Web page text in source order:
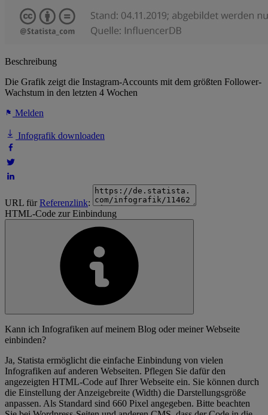
Beschreibung
Die Grafik zeigt die Instagram-Accounts mit dem größten Follower-
Wachstum in den letzten 4 Wochen
Melden
Infografik downloaden
URL fürReferenzlink:
HTML-Code zur Einbindung
Kann ich Infografiken auf meinem Blog oder meiner Webseite
einbinden?
Ja, Statista ermöglicht die einfache Einbindung von vielen
Infografiken auf anderen Webseiten. Pflegen Sie dafür den
angezeigten HTML-Code auf Ihrer Webseite ein. Sie können durch
die Einstellung der Anzeigebreite (Width) die Darstellungsgröße
anpassen. Als Standard sind 660 Pixel angegeben. Bitte beachten